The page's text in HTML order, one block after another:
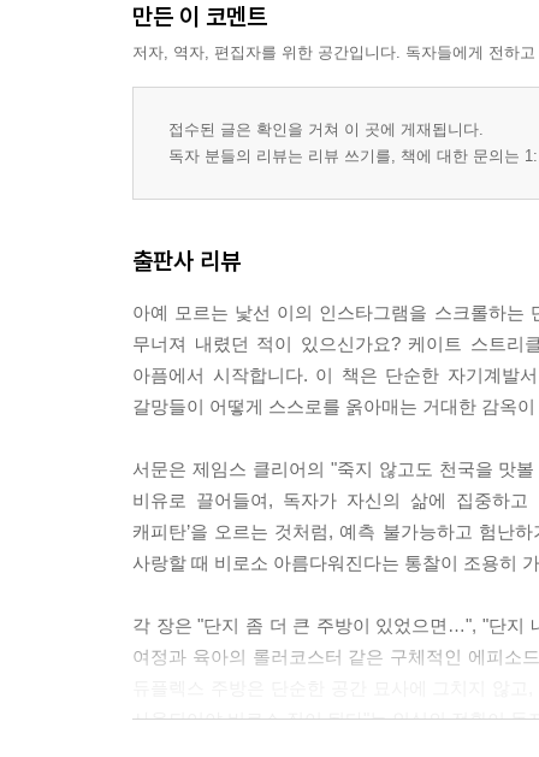
만든 이 코멘트
저자, 역자, 편집자를 위한 공간입니다. 독자들에게 전하
접수된 글은 확인을 거쳐 이 곳에 게재됩니다.
독자 분들의 리뷰는 리뷰 쓰기를, 책에 대한 문의는
출판사 리뷰
아예 모르는 낯선 이의 인스타그램을 스크롤하는
무너져 내렸던 적이 있으신가요? 케이트 스트
아픔에서 시작합니다. 이 책은 단순한 자기계발
갈망들이 어떻게 스스로를 옭아매는 거대한 감옥
서문은 제임스 클리어의 "죽지 않고도 천국을 맛
비유로 끌어들여, 독자가 자신의 삶에 집중하
캐피탄’을 오르는 것처럼, 예측 불가능하고 험난
사랑할 때 비로소 아름다워진다는 통찰이 조용히
각 장은 "단지 좀 더 큰 주방이 있었으면…", "단지
여정과 육아의 롤러코스터 같은 구체적인 에피소
사용되어야 비로소 집이 된다"는 인식의 전환이 독